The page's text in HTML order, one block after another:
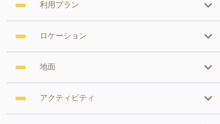
利用プラン
ロケーション
地面
アクティビティ